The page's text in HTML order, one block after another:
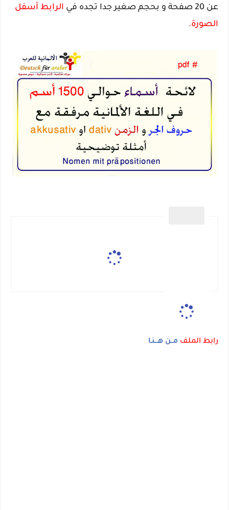
عن 20 صفحة و بحجم صغير جدا تجده في
الرابط أسفل
الصورة.
رابط الملف مــن هـــنـا